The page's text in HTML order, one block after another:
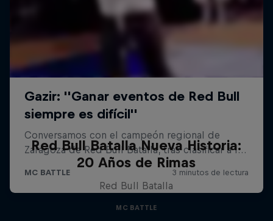
Red Bull Batalla Nueva Historia:
20 Años de Rimas
Red Bull Batalla
MC BATTLE